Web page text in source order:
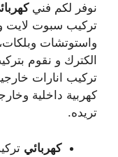
نوفر لكم فني
تركيب سبوت لايت
واستوتشات وبلكات،
تركيب انارات
كهربية داخلية
تريده.
كهربائي